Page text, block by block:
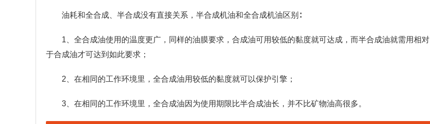
油耗和全合成、半合成没有直接关系，半合成机油和全合成机油区别∶
1、全合成油使用的温度更广，同样的油膜要求，合成油可用较低的黏度就可达成，而半合成油就需用相对
于合成油才可达到如此要求；
2、在相同的工作环境里，全合成油用较低的黏度就可以保护引擎；
3、在相同的工作环境里，全合成油因为使用期限比半合成油长，并不比矿物油高很多。